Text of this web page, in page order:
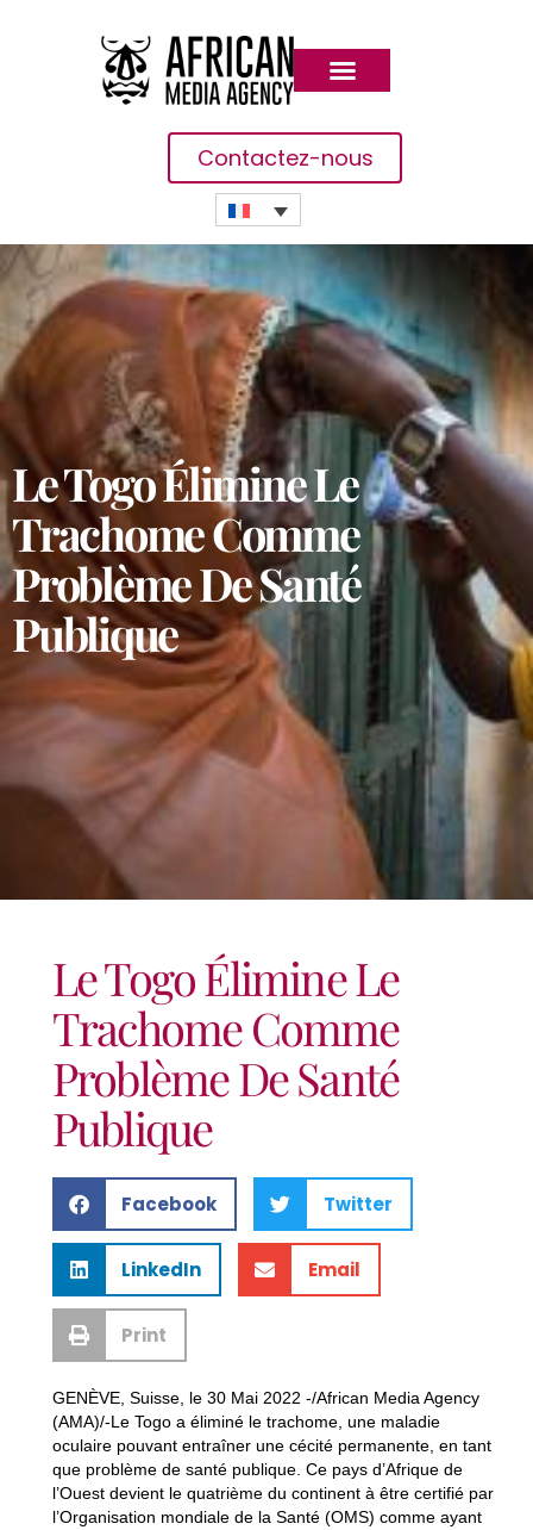
Contactez-nous
Le Togo Élimine Le
Trachome Comme
Problème De Santé
Publique
Le Togo Élimine Le
Trachome Comme
Problème De Santé
Publique
Facebook Twitter
LinkedIn Email
Print
GENÈVE, Suisse, le 30 Mai 2022 -/African Media Agency
(AMA)/-Le Togo a éliminé le trachome, une maladie
oculaire pouvant entraîner une cécité permanente, en tant
que problème de santé publique. Ce pays d’Afrique de
l’Ouest devient le quatrième du continent à être certifié par
l’Organisation mondiale de la Santé (OMS) comme ayant